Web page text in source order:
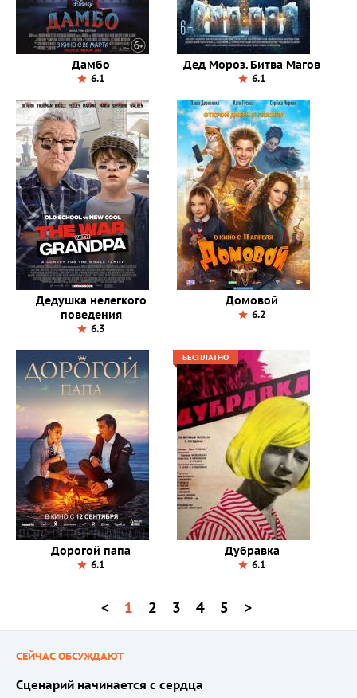
Дамбо
6.1
Дед Мороз. Битва Магов
6.1
Дедушка нелегкого
поведения
6.3
Домовой
6.2
Дорогой папа
6.1
БЕСПЛАТНО
Дубравка
6.1
< 1 2 3 4 5 >
СЕЙЧАС ОБСУЖДАЮТ
Сценарий начинается с сердца